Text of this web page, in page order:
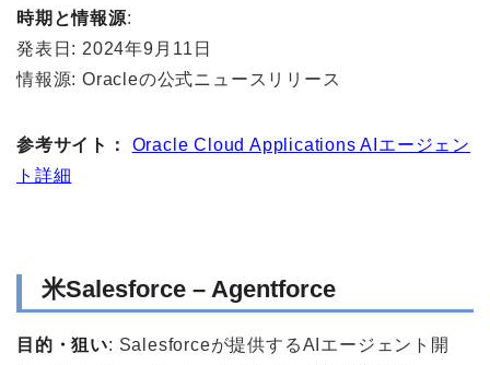
時期と情報源:
発表日: 2024年9月11日
情報源: Oracleの公式ニュースリリース
参考サイト：
Oracle Cloud Applications AIエージェン
ト詳細
米Salesforce – Agentforce
目的・狙い: Salesforceが提供するAIエージェント開